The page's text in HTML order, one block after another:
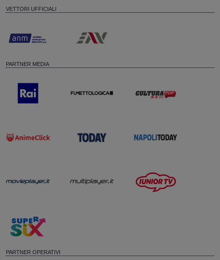
VETTORI UFFICIALI
PARTNER MEDIA
PARTNER OPERATIVI